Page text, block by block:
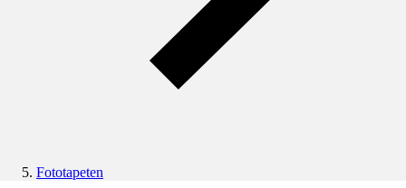
Fototapeten